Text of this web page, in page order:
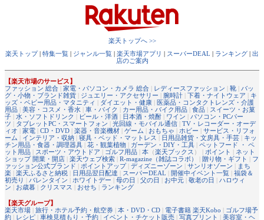
楽天トップへ >>
楽天トップ| 特集一覧 | ジャンル一覧 | 楽天市場アプリ | スーパーDEAL | ランキング | 出
店のご案内
【楽天市場のサービス】
ファッション 総合 | 家電・パソコン・カメラ 総合 | レディースファッション | 靴 | バッ
グ・小物・ブランド雑貨 | ジュエリー・アクセサリー | 腕時計 | 下着・ナイトウェア | キ
ッズ・ベビー用品・マタニティ | ダイエット・健康 | 医薬品・コンタクトレンズ・介護
用品 | 美容・コスメ・香水 | 車・バイク | カー用品・バイク用品 | 食品 | スイーツ・お菓
子 | 水・ソフトドリンク | ビール・洋酒 | 日本酒・焼酎 | ワイン | パソコン・PCパー
ツ | タブレットPC・スマートフォン | 光回線・モバイル通信 | TV・レコーダー・オーデ
ィオ | 家電 | CD・DVD | 楽器・音楽機材 | ゲーム | おもちゃ | ホビー | サービス・リフォ
ーム | インテリア・収納 | 寝具・ベッド・マットレス | 日用品雑貨・文房具・手芸 | キッ
チン用品・食器・調理器具 | 花・観葉植物 | ガーデン・DIY・工具 | ペットフード ・ ペ
ット用品 | スポーツ・アウトドア | ゴルフ用品 | 本 （楽天ブックス ） | ポイント | ネット
ショップ 開業・開店 | 楽天ウェブ検索 | R-magazine（雑誌コラボ） | 贈り物・ギフト | フ
ァッション公式ブランド | ポイントアップ| ディズニーゾーン | サンリオゾーン | まち
楽 | 楽天ふるさと納税 | 日用品翌日配達 | スーパーDEAL | 開催中イベント一覧 | 福袋＆
初売り | バレンタイン | ホワイトデー | 母の日 | 父の日 | お中元 | 敬老の日 | ハロウィ
ン | お歳暮 | クリスマス | おせち | ランキング
【楽天グループ】
楽天市場 | 旅行・ホテル予約・航空券 | 本・DVD・CD | 電子書籍 楽天Kobo | ゴルフ場予
約 | レシピ | 車検見積もり・予約 | イベント・チケット販売 | 写真プリント | 美容室・ヘ